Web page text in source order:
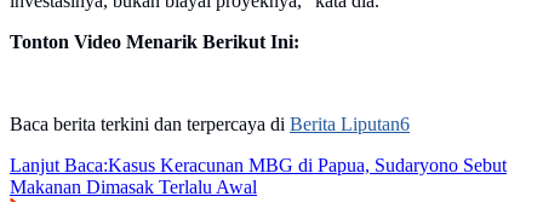
Tonton Video Menarik Berikut Ini:
Baca berita terkini dan terpercaya di Berita Liputan6
Lanjut Baca:Kasus Keracunan MBG di Papua, Sudaryono Sebut
Makanan Dimasak Terlalu Awal